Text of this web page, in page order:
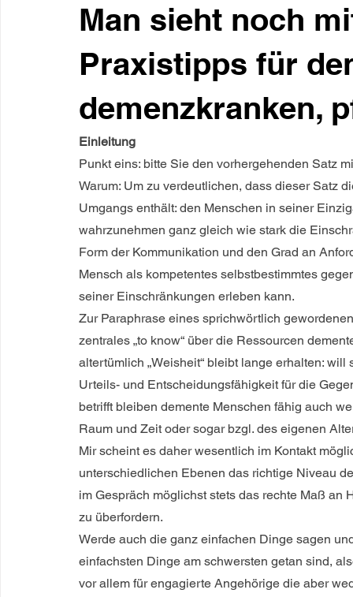
Man sieht noch
Praxistipps für
demenzkranken,
Einleitung
Punkt eins: bitte Sie den vorhergehenden Satz
Warum: Um zu verdeutlichen, dass dieser Satz
Umgangs enthält: den Menschen in seiner
wahrzunehmen ganz gleich wie stark die
Form der Kommunikation und den Grad an
Mensch als kompetentes selbstbestimmtes
seiner Einschränkungen erleben kann.
Zur Paraphrase eines sprichwörtlich
zentrales „to know“ über die Ressourcen
altertümlich „Weisheit“ bleibt lange erhalten:
Urteils- und Entscheidungsfähigkeit für die
betrifft bleiben demente Menschen fähig auch
Raum und Zeit oder sogar bzgl. des eigenen
Mir scheint es daher wesentlich im Kontakt
unterschiedlichen Ebenen das richtige Niveau
im Gespräch möglichst stets das rechte Maß
zu überfordern.
Werde auch die ganz einfachen Dinge sagen
einfachsten Dinge am schwersten getan sind,
vor allem für engagierte Angehörige die aber